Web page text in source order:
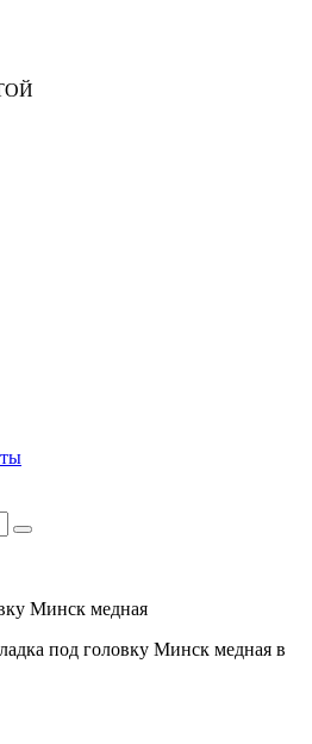
Минск медная
под головку Минск медная в